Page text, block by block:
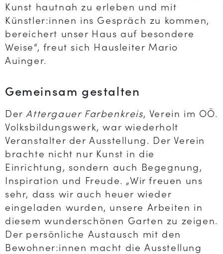
Kunst hautnah zu erleben und mit
Künstler:innen ins Gespräch zu kommen,
bereichert unser Haus auf besondere
Weise“, freut sich Hausleiter Mario
Auinger.
Gemeinsam gestalten
Der Attergauer Farbenkreis, Verein im OÖ.
Volksbildungswerk, war wiederholt
Veranstalter der Ausstellung. Der Verein
brachte nicht nur Kunst in die
Einrichtung, sondern auch Begegnung,
Inspiration und Freude. „Wir freuen uns
sehr, dass wir auch heuer wieder
eingeladen wurden, unsere Arbeiten in
diesem wunderschönen Garten zu zeigen.
Der persönliche Austausch mit den
Bewohner:innen macht die Ausstellung